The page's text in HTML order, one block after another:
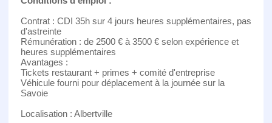
Contrat : CDI 35h sur 4 jours heures supplémentaires, pas
d'astreinte
Rémunération : de 2500 € à 3500 € selon expérience et
heures supplémentaires
Avantages :
Tickets restaurant + primes + comité d'entreprise
Véhicule fourni pour déplacement à la journée sur la
Savoie
Localisation : Albertville